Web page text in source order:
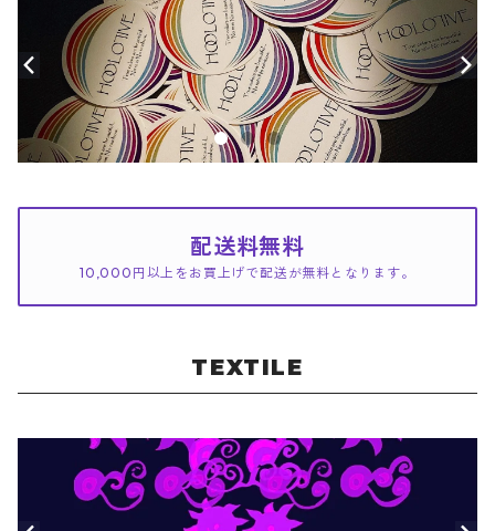
配送料無料
10,000円以上をお買上げで配送が無料となります。
TEXTILE